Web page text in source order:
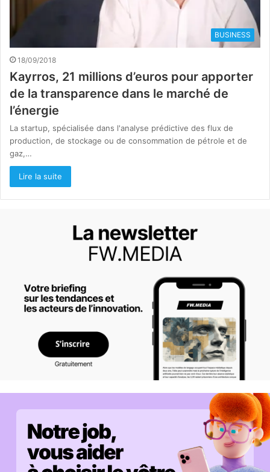
BUSINESS
18/09/2018
Kayrros, 21 millions d’euros pour apporter
de la transparence dans le marché de
l’énergie
La startup, spécialisée dans l'analyse prédictive des flux de
production, de stockage ou de consommation de pétrole et de
gaz,…
Lire la suite